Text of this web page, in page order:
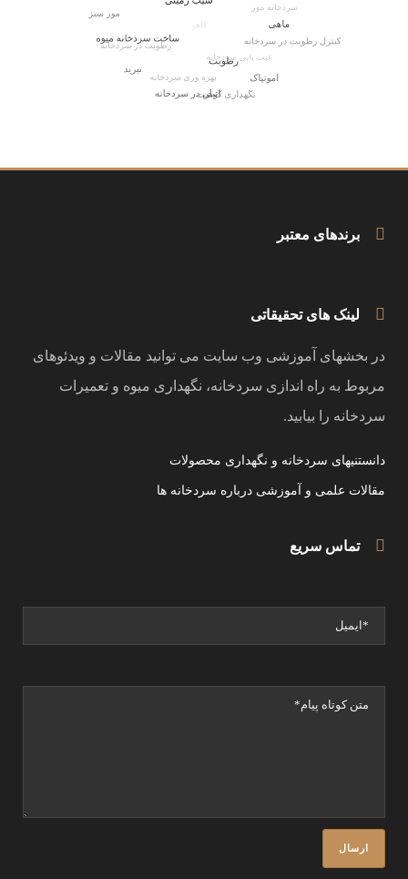
برندهای معتبر
لینک های تحقیقاتی
در بخشهای آموزشی وب سایت می توانید مقالات و ویدئوهای
مربوط به راه اندازی سردخانه، نگهداری میوه و تعمیرات
سردخانه را بیابید.
دانستنیهای سردخانه و نگهداری محصولات
مقالات علمی و آموزشی درباره سردخانه ها
تماس سریع